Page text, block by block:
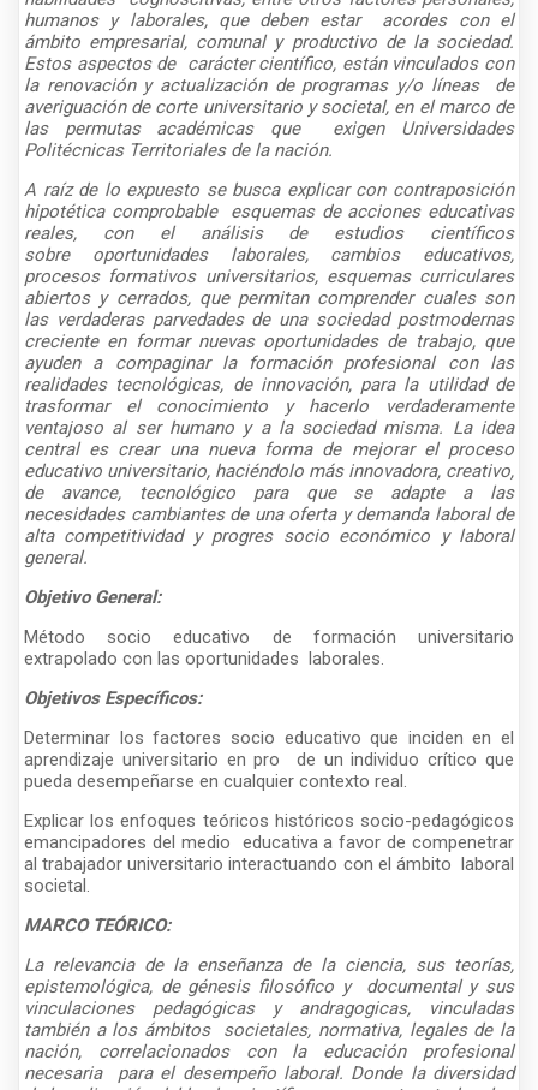
humanos y laborales, que deben estar
acordes con el
ámbito empresarial, comunal y productivo de la sociedad.
Estos aspectos de carácter científico, están vinculados con
la renovación y actualización de programas y/o líneas
de
averiguación de corte universitario y societal, en el marco de
las permutas académicas que
exigen Universidades
Politécnicas Territoriales de la nación.
A raíz de lo expuesto se busca explicar con contraposición
hipotética comprobable esquemas de acciones educativas
reales, con el análisis de estudios científicos
sobre oportunidades laborales, cambios educativos,
procesos formativos universitarios, esquemas curriculares
abiertos y cerrados, que permitan comprender cuales son
las verdaderas parvedades de una sociedad postmodernas
creciente en formar nuevas oportunidades de trabajo, que
ayuden a compaginar la formación profesional con las
realidades tecnológicas, de innovación, para la utilidad de
trasformar el conocimiento y hacerlo verdaderamente
ventajoso al ser humano y a la sociedad misma. La idea
central es crear una nueva forma de mejorar el proceso
educativo universitario, haciéndolo más innovadora, creativo,
de avance, tecnológico para que se adapte a las
necesidades cambiantes de una oferta y demanda laboral de
alta competitividad y progres socio económico y laboral
general.
Objetivo General:
Método socio educativo de formación universitario
extrapolado con las oportunidades laborales.
Objetivos Específicos:
Determinar los factores socio educativo que inciden en el
aprendizaje universitario en pro de un individuo crítico que
pueda desempeñarse en cualquier contexto real.
Explicar los enfoques teóricos históricos socio-pedagógicos
emancipadores del medio educativa a favor de compenetrar
al trabajador universitario interactuando con el ámbito laboral
societal.
MARCO TEÓRICO:
La relevancia de la enseñanza de la ciencia, sus teorías,
epistemológica, de génesis filosófico y documental y sus
vinculaciones pedagógicas y andragogicas, vinculadas
también a los ámbitos societales, normativa, legales de la
nación, correlacionados con la educación profesional
necesaria para el desempeño laboral. Donde la diversidad